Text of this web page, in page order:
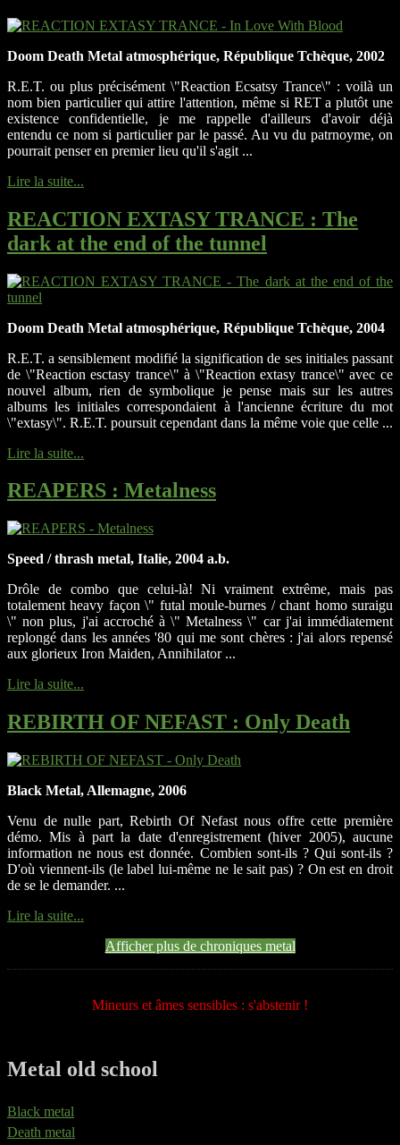
Doom Death Metal atmosphérique, République Tchèque, 2002
R.E.T. ou plus précisément \"Reaction Ecsatsy Trance\" : voilà un
nom bien particulier qui attire l'attention, même si RET a plutôt une
existence confidentielle, je me rappelle d'ailleurs d'avoir déjà
entendu ce nom si particulier par le passé. Au vu du patrnoyme, on
pourrait penser en premier lieu qu'il s'agit ...
Lire la suite...
REACTION EXTASY TRANCE : The
dark at the end of the tunnel
Doom Death Metal atmosphérique, République Tchèque, 2004
R.E.T. a sensiblement modifié la signification de ses initiales passant
de \"Reaction esctasy trance\" à \"Reaction extasy trance\" avec ce
nouvel album, rien de symbolique je pense mais sur les autres
albums les initiales correspondaient à l'ancienne écriture du mot
\"extasy\". R.E.T. poursuit cependant dans la même voie que celle ...
Lire la suite...
REAPERS : Metalness
Speed / thrash metal, Italie, 2004 a.b.
Drôle de combo que celui-là! Ni vraiment extrême, mais pas
totalement heavy façon \" futal moule-burnes / chant homo suraigu
\" non plus, j'ai accroché à \" Metalness \" car j'ai immédiatement
replongé dans les années '80 qui me sont chères : j'ai alors repensé
aux glorieux Iron Maiden, Annihilator ...
Lire la suite...
REBIRTH OF NEFAST : Only Death
Black Metal, Allemagne, 2006
Venu de nulle part, Rebirth Of Nefast nous offre cette première
démo. Mis à part la date d'enregistrement (hiver 2005), aucune
information ne nous est donnée. Combien sont-ils ? Qui sont-ils ?
D'où viennent-ils (le label lui-même ne le sait pas) ? On est en droit
de se le demander. ...
Lire la suite...
Afficher plus de chroniques metal
Mineurs et âmes sensibles : s'abstenir !
Metal old school
Black metal
Death metal